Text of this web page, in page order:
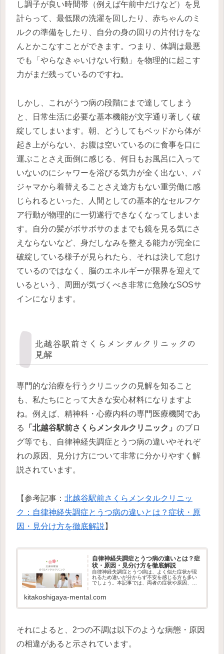
し調子が良い時間帯（例えば午前中だけなど）を見
計らって、最低限の洗濯を回したり、赤ちゃんのミ
ルクの準備をしたり、自分の身の回りの片付けをな
んとかこなすことができます。つまり、体調は最悪
でも「やらなきゃいけない行動」を物理的に起こす
力がまだ残っているのですね。
しかし、これがうつ病の段階にまで達してしまう
と、日常生活に必要な基本機能が文字通り著しく破
綻してしまいます。朝、どうしてもベッドから体が
起き上がらない、お腹は空いているのに食事を口に
運ぶことさえ面倒に感じる、何日もお風呂に入って
いないのにシャワーを浴びる気力が全く出ない、パ
ジャマから着替えることさえ途方もない重労働に感
じられるといった、人間としての基本的なセルフケ
ア行動が物理的に一切遂行できなくなってしまいま
す。自分の髪がボサボサのままでも鏡を見る気にさ
えならないなど、身だしなみを整える能力が完全に
破綻している様子が見られたら、それは決して怠け
ているのではなく、脳のエネルギーが限界を迎えて
いるという、周囲が気づくべき非常に危険なSOSサ
インになります。
北越谷駅前さくらメンタルクリニックの
見解
専門的な治療を行うクリニックの見解を知ること
も、私たちにとって大きな安心材料になりますよ
ね。例えば、精神科・心療内科の専門医療機関であ
る
「北越谷駅前さくらメンタルクリニック」 のブロ
グ等でも、自律神経失調症とうつ病の違いやそれぞ
れの原因、見分け方について非常に分かりやすく解
説されています。
【参考記事： 北越谷駅前さくらメンタルクリニッ
ク：自律神経失調症とうつ病の違いとは？症状・原
因・見分け方を徹底解説 】
自律神経失調症とうつ病の違いとは？症
状・原因・見分け方を徹底解説
自律神経失調症とうつ病は、よく似た症状が現
れるため違いが分からず不安を感じる方も多い
でしょう。本記事では、両者の症状や原因、見
す。自分の不調を正しく理解し、適…
kitakoshigaya-mental.com
それによると、2つの不調は以下のような病態・原因
の相違があると示されています。